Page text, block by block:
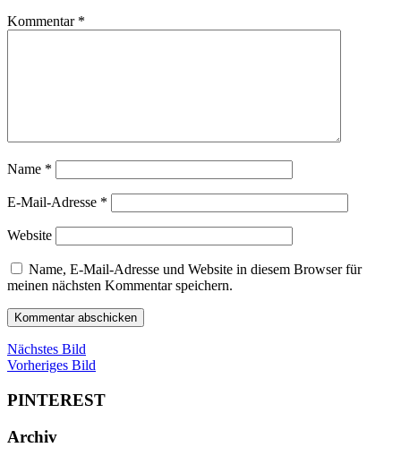
Kommentar *
Name *
E-Mail-Adresse *
Website
Name, E-Mail-Adresse und Website in diesem Browser für
meinen nächsten Kommentar speichern.
Nächstes Bild
Vorheriges Bild
PINTEREST
Archiv